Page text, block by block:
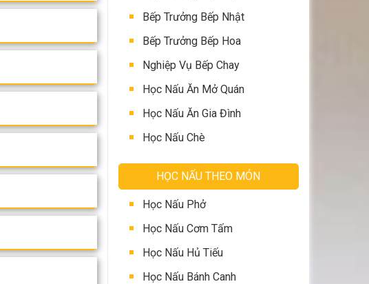
Bếp Trưởng Bếp Nhật
Bếp Trưởng Bếp Hoa
Nghiệp Vụ Bếp Chay
Học Nấu Ăn Mở Quán
Học Nấu Ăn Gia Đình
Học Nấu Chè
HỌC NẤU THEO MÓN
Học Nấu Phở
Học Nấu Cơm Tấm
Học Nấu Hủ Tiếu
Học Nấu Bánh Canh